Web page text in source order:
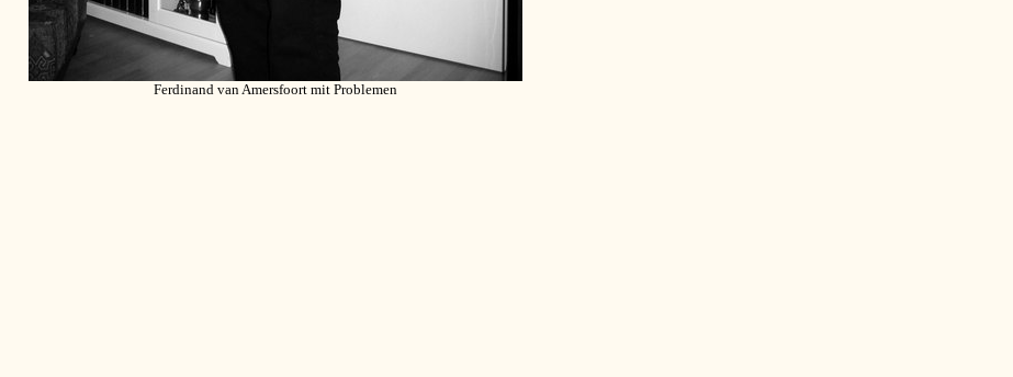
Ferdinand van Amersfoort mit Problemen